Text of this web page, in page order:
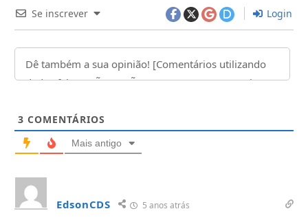
Se inscrever Login
3 COMENTÁRIOS
Mais antigo
EdsonCDS 5 anos atrás